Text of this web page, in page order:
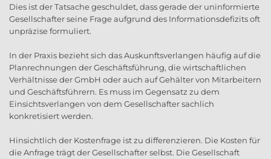
Dies ist der Tatsache geschuldet, dass gerade der uninformierte
Gesellschafter seine Frage aufgrund des Informationsdefizits oft
unpräzise formuliert.
In der Praxis bezieht sich das Auskunftsverlangen häufig auf die
Planrechnungen der Geschäftsführung, die wirtschaftlichen
Verhältnisse der GmbH oder auch auf Gehälter von Mitarbeitern
und Geschäftsführern. Es muss im Gegensatz zu dem
Einsichtsverlangen von dem Gesellschafter sachlich
konkretisiert werden.
Hinsichtlich der Kostenfrage ist zu differenzieren. Die Kosten für
die Anfrage trägt der Gesellschafter selbst. Die Gesellschaft